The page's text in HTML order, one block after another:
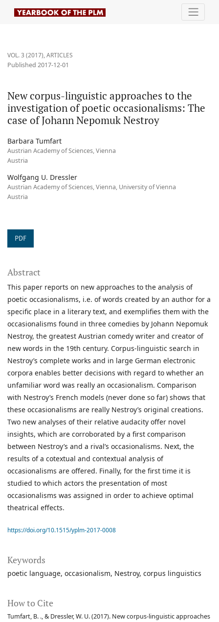
New corpus-linguistic approaches to the investigation of
VOL. 3 (2017),ARTICLES
New corpus-linguistic approaches to the
investigation of poetic occasionalisms: The
case of Johann Nepomuk Nestroy
Published 2017-12-01
Barbara Tumfart
Austrian Academy of Sciences, Vienna
Austria
Wolfgang U. Dressler
Austrian Academy of Sciences, Vienna, University of Vienna
Austria
PDF
Keywords
poetic language occasionalism Nestroy corpus linguistics
How to Cite
Tumfart, B. ., & Dressler, W. U. (2017). New corpus-linguistic approaches
Abstract
This paper reports on new approaches to the analysis of
poetic occasionalisms, i.e. of words created by an author for a
specific place in a literary text, and exemplifies them with the
occasionalisms found in three comedies by Johann Nepomuk
Nestroy, the greatest Austrian comedy writer and creator of
new words in the 19th century. Corpus-linguistic search in
Nestroy’s complete works and in large German electronic
corpora enables better decisions with regard to whether an
unfamiliar word was really an occasionalism. Comparison
with Nestroy’s French models (never done so far) shows that
these occasionalisms are really Nestroy’s original creations.
Two new analyses of their relative audacity offer novel
insights, which are corroborated by a first comparison
between Nestroy’s and a rival’s occasionalisms. Next, the
results of a cotextual and contextual analysis of
occasionalisms are offered. Finally, for the first time it is
studied to which actors the presentation of most
occasionalisms was assigned in order to achieve optimal
theatrical effects.
https://doi.org/10.1515/yplm-2017-0008